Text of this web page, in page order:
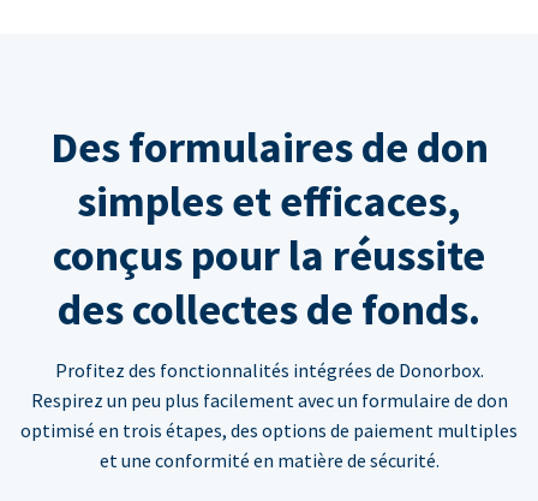
Des formulaires de don
simples et efficaces,
conçus pour la réussite
des collectes de fonds.
Profitez des fonctionnalités intégrées de Donorbox.
Respirez un peu plus facilement avec un formulaire de don
optimisé en trois étapes, des options de paiement multiples
et une conformité en matière de sécurité.